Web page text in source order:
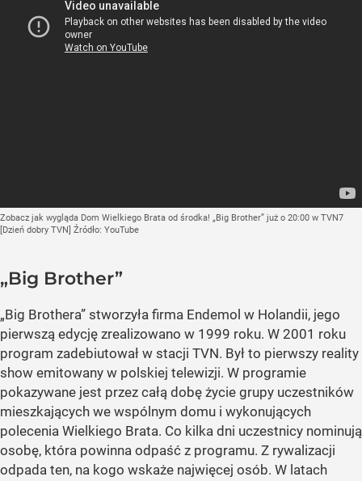
Zobacz jak wygląda Dom Wielkiego Brata od środka! „Big Brother” już o 20:00 w TVN7
[Dzień dobry TVN] Źródło: YouTube
„Big Brother”
„Big Brothera” stworzyła firma Endemol w Holandii, jego
pierwszą edycję zrealizowano w 1999 roku. W 2001 roku
program zadebiutował w stacji TVN. Był to pierwszy reality
show emitowany w polskiej telewizji. W programie
pokazywane jest przez całą dobę życie grupy uczestników
mieszkających we wspólnym domu i wykonujących
polecenia Wielkiego Brata. Co kilka dni uczestnicy nominują
osobę, która powinna odpaść z programu. Z rywalizacji
odpada ten, na kogo wskaże najwięcej osób. W latach